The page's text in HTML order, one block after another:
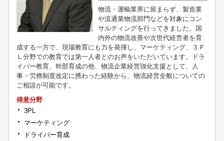
物流・運輸業界に留まらず、製造業
や流通業物流部門などを対象にコン
サルティングを行ってきました。国
内外の物流改善や次世代経営者を育
成する一方で、現場教育にも力を発揮し、マーケティング、３Ｐ
Ｌ分野での教育では第一人者とのお声をいただいています。ドラ
イバー教育、幹部育成の他、物流企業経営強化支援として、人
事・労務制度改定に携わった経験から、物流経営全般についての
ご相談が可能です。
得意分野
3PL
マーケティング
ドライバー育成